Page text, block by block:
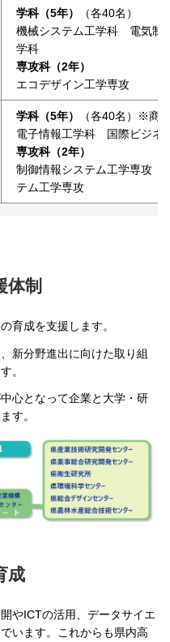
学科（5年）
（各40名）
機械システム工学科 電気制
学科
専攻科（2年）
エコデザイン工学専攻
学科（5年）
（各40名）※商
電子情報工学科 国際ビジネ
専攻科（2年）
制御情報システム工学専攻
テム工学専攻
体制
育成を支援します。
新分野進出に向けた取り組
。
心となって企業と大学・研
す。
成
やICTの活用、データサイエ
います。これからも県内高